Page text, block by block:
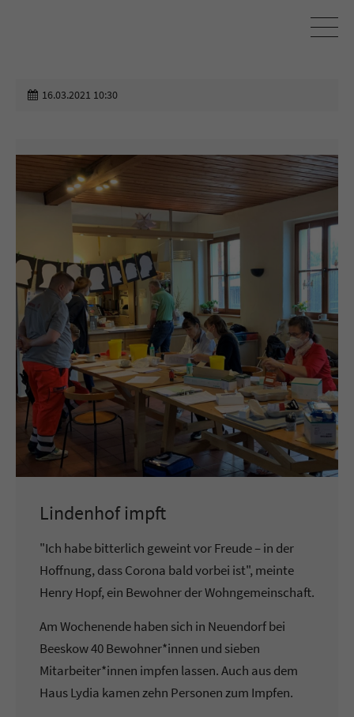
16.03.2021 10:30
Lindenhof impft
"Ich habe bitterlich geweint vor Freude – in der
Hoffnung, dass Corona bald vorbei ist", meinte
Henry Hopf, ein Bewohner der Wohngemeinschaft.
Am Wochenende haben sich in Neuendorf bei
Beeskow 40 Bewohner*innen und sieben
Mitarbeiter*innen impfen lassen. Auch aus dem
Haus Lydia kamen zehn Personen zum Impfen.